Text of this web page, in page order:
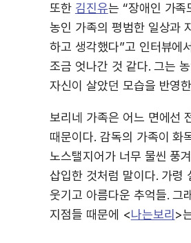
또한 김진유는 “장애인 가족
농인 가족의 평범한 일상과
하고 생각했다”고 인터뷰에
조금 엇나간 것 같다. 그는
자신이 살았던 모습을 반영
보리네 가족은 어느 면에선
때문이다. 감독의 가족이 화
노스탤지어가 너무 물씬 풍
삽입한 것처럼 말이다. 가령
웃기고 아름다운 추억들. 그
지점들 때문에 <나는보리 >